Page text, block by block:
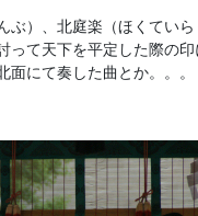
）、北庭楽（ほくてい
て天下を平定した際の
にて奏した曲とか。。。